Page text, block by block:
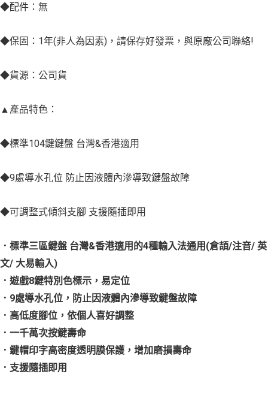
◆配件：無
◆保固：1年(非人為因素)，請保存好發票，與原廠公司聯絡!
◆貨源：公司貨
▲產品特色：
◆標準104鍵鍵盤 台灣&香港適用
◆9處導水孔位 防止因液體內滲導致鍵盤故障
◆可調整式傾斜支腳 支援隨插即用
．標準三區鍵盤 台灣&香港適用的4種輸入法通用(倉頡/注音/ 英
文/ 大易輸入)
．遊戲8鍵特別色標示，易定位
．9處導水孔位，防止因液體內滲導致鍵盤故障
．高低度腳位，依個人喜好調整
．一千萬次按鍵壽命
．鍵帽印字高密度透明膜保護，增加磨損壽命
．支援隨插即用